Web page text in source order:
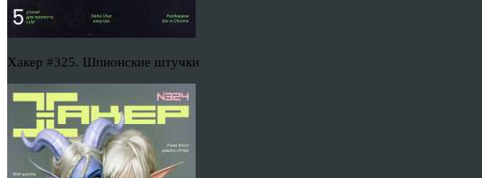
Хакер #325. Шпионские штучки